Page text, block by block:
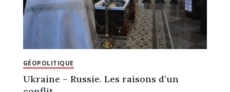
GÉOPOLITIQUE
Ukraine – Russie. Les raisons d’un